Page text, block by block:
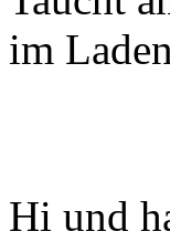
im
Hi und